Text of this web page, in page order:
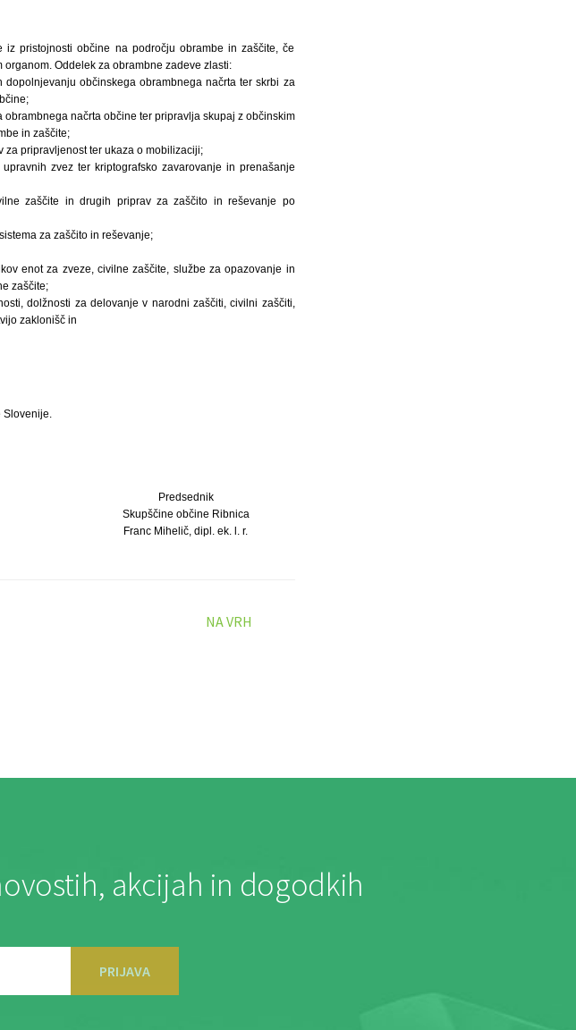
pristojnosti občine na področju obrambe in zaščite, če
Oddelek za obrambne zadeve zlasti:
občinskega obrambnega načrta ter skrbi za
načrta občine ter pripravlja skupaj z občinskim
in zaščite;
pripravljenost ter ukaza o mobilizaciji;
zvez ter kriptografsko zavarovanje in prenašanje
zaščite in drugih priprav za zaščito in reševanje po
za zaščito in reševanje;
enot za zveze, civilne zaščite, službe za opazovanje in
zaščite;
dolžnosti za delovanje v narodni zaščiti, civilni zaščiti,
zaklonišč in
Predsednik
Skupščine občine Ribnica
Franc Mihelič, dipl. ek. l. r.
NA VRH
akcijah in dogodkih
PRIJAVA